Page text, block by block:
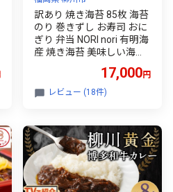
訳あり 焼き海苔 85枚 海苔
のり 巻きずし お寿司 おに
ぎり 弁当 NORI nori 有明海
産 焼き海苔 美味しい海苔
美味しい海苔 人気海苔 訳
あり 理由あり wakeari WA
味しいのり 焼きのり 名産
海苔 巻き寿司 福岡県 柳川
17,000円
レビュー (18件)